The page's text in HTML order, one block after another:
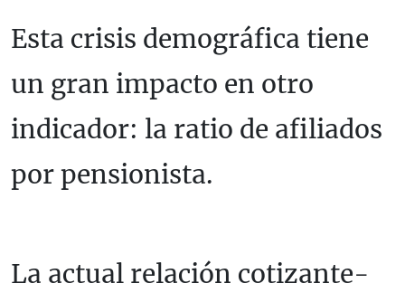
Esta crisis demográfica tiene
un gran impacto en otro
indicador: la ratio de afiliados
por pensionista.
La actual relación cotizante-